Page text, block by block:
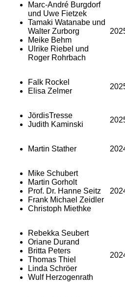
Marc-André Burgdorf
und Uwe Fietzek
Tamaki Watanabe und
Walter Zurborg
Meike Behm
Ulrike Riebel und
Roger Rohrbach
Falk Rockel
Elisa Zelmer
JördisTresse
Judith Kaminski
Martin Stather
Mike Schubert
Martin Gorholt
Prof. Dr. Hanne Seitz
Frank Michael Zeidler
Christoph Miethke
Rebekka Seubert
Oriane Durand
Britta Peters
Thomas Thiel
Linda Schröer
Wulf Herzogenrath